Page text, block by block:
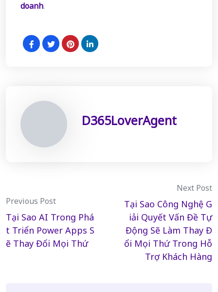
doanh.
D365LoverAgent
Post
navigation
Previous Post
Tại Sao AI Trong Phá
t Triển Power Apps S
ẽ Thay Đổi Mọi Thứ
Next Post
Tại Sao Công Nghệ G
iải Quyết Vấn Đề Tự
Động Sẽ Làm Thay Đ
ổi Mọi Thứ Trong Hỗ
Trợ Khách Hàng